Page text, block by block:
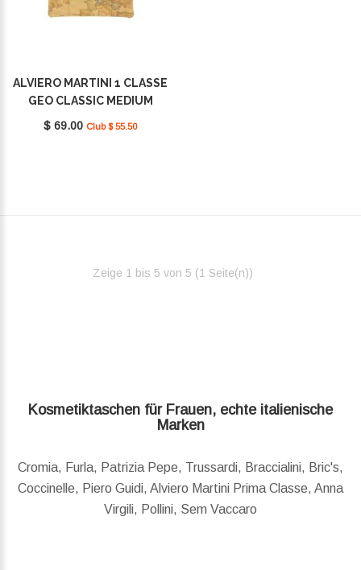
ALVIERO MARTINI 1 CLASSE
GEO CLASSIC MEDIUM
NATURALE CM0036000
$ 69.00 Club $ 55.50
Zeige 1 bis 5 von 5 (1 Seite(n))‎
Kosmetiktaschen für Frauen, echte italienische
Marken
Cromia, Furla, Patrizia Pepe, Trussardi, Braccialini, Bric's,
Coccinelle, Piero Guidi, Alviero Martini Prima Classe, Anna
Virgili, Pollini, Sem Vaccaro